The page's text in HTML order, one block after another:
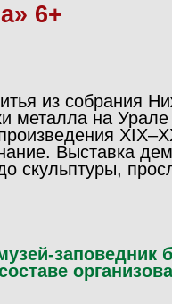
6+
из собрания
металла на
Выставка
скульптуры,
заповедник